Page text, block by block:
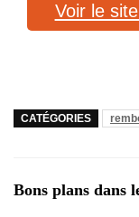
Voir le
CATÉGORIES
Bons plans dans